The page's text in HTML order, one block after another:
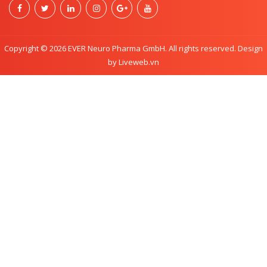
Copyright © 2026 EVER Neuro Pharma GmbH. All rights reserved. Design
by Liveweb.vn